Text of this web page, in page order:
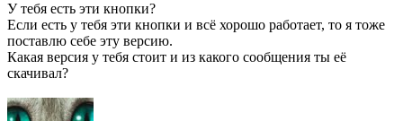
У тебя есть эти кнопки?
Если есть у тебя эти кнопки и всё хорошо работает, то я тоже
поставлю себе эту версию.
Какая версия у тебя стоит и из какого сообщения ты её
скачивал?